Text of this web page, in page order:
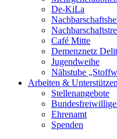
De-KiLa
Café Mitte
Demenznetz
Jugendweihe
Nähstube
Arbeiten & Unterstützen
Stellenangebote
Ehrenamt
Spenden